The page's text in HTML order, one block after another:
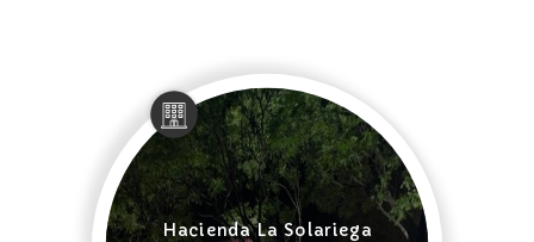
Hacienda La Solariega